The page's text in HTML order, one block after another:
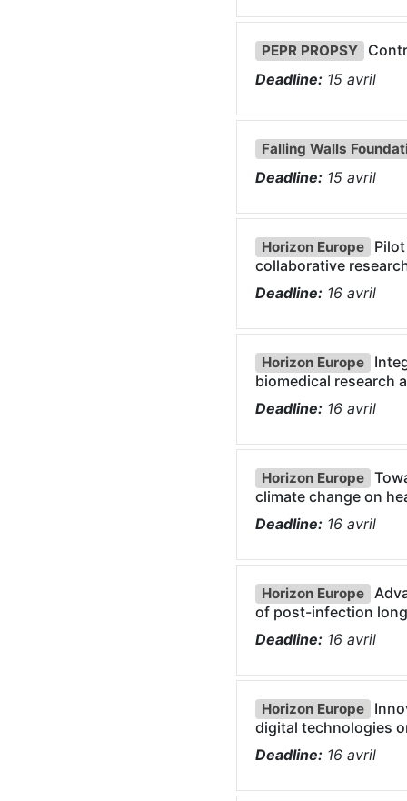
PEPR PROPSY
Deadline: 15 avril
Falling Walls
Deadline: 15 avril
Horizon Europe
collaborative
Deadline: 16 avril
Horizon Europe
biomedical research
Deadline: 16 avril
Horizon Europe
climate change on
Deadline: 16 avril
Horizon Europe
of post-infection
Deadline: 16 avril
Horizon Europe
digital technologies
Deadline: 16 avril